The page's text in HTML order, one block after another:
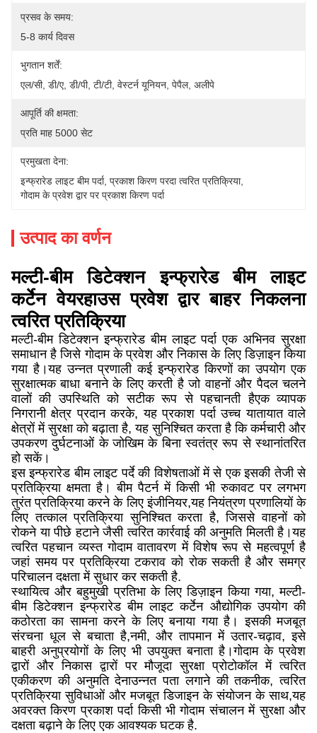
प्रसव के समय:
5-8 कार्य दिवस
भुगतान शर्तें:
एल/सी, डी/ए, डी/पी, टी/टी, वेस्टर्न यूनियन, पेपैल, अलीपे
आपूर्ति की क्षमता:
प्रति माह 5000 सेट
प्रमुखता देना:
इन्फ्रारेड लाइट बीम पर्दा, प्रकाश किरण परदा त्वरित प्रतिक्रिया,
गोदाम के प्रवेश द्वार पर प्रकाश किरण पर्दा
उत्पाद का वर्णन
मल्टी-बीम डिटेक्शन इन्फ्रारेड बीम लाइट
कर्टेन वेयरहाउस प्रवेश द्वार बाहर निकलना
त्वरित प्रतिक्रिया
मल्टी-बीम डिटेक्शन इन्फ्रारेड बीम लाइट पर्दा एक अभिनव सुरक्षा
समाधान है जिसे गोदाम के प्रवेश और निकास के लिए डिज़ाइन किया
गया है।यह उन्नत प्रणाली कई इन्फ्रारेड किरणों का उपयोग एक
सुरक्षात्मक बाधा बनाने के लिए करती है जो वाहनों और पैदल चलने
वालों की उपस्थिति को सटीक रूप से पहचानती हैएक व्यापक
निगरानी क्षेत्र प्रदान करके, यह प्रकाश पर्दा उच्च यातायात वाले
क्षेत्रों में सुरक्षा को बढ़ाता है, यह सुनिश्चित करता है कि कर्मचारी और
उपकरण दुर्घटनाओं के जोखिम के बिना स्वतंत्र रूप से स्थानांतरित
हो सकें।
इस इन्फ्रारेड बीम लाइट पर्दे की विशेषताओं में से एक इसकी तेजी से
प्रतिक्रिया क्षमता है। बीम पैटर्न में किसी भी रुकावट पर लगभग
तुरंत प्रतिक्रिया करने के लिए इंजीनियर,यह नियंत्रण प्रणालियों के
लिए तत्काल प्रतिक्रिया सुनिश्चित करता है, जिससे वाहनों को
रोकने या पीछे हटाने जैसी त्वरित कार्रवाई की अनुमति मिलती है।यह
त्वरित पहचान व्यस्त गोदाम वातावरण में विशेष रूप से महत्वपूर्ण है
जहां समय पर प्रतिक्रिया टकराव को रोक सकती है और समग्र
परिचालन दक्षता में सुधार कर सकती है.
स्थायित्व और बहुमुखी प्रतिभा के लिए डिज़ाइन किया गया, मल्टी-
बीम डिटेक्शन इन्फ्रारेड बीम लाइट कर्टेन औद्योगिक उपयोग की
कठोरता का सामना करने के लिए बनाया गया है। इसकी मजबूत
संरचना धूल से बचाता है,नमी, और तापमान में उतार-चढ़ाव, इसे
बाहरी अनुप्रयोगों के लिए भी उपयुक्त बनाता है।गोदाम के प्रवेश
द्वारों और निकास द्वारों पर मौजूदा सुरक्षा प्रोटोकॉल में त्वरित
एकीकरण की अनुमति देनाउन्नत पता लगाने की तकनीक, त्वरित
प्रतिक्रिया सुविधाओं और मजबूत डिजाइन के संयोजन के साथ,यह
अवरक्त किरण प्रकाश पर्दा किसी भी गोदाम संचालन में सुरक्षा और
दक्षता बढ़ाने के लिए एक आवश्यक घटक है.